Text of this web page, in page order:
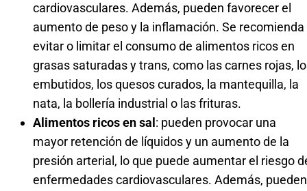
cardiovasculares. Además, pueden favorecer el
aumento de peso y la inflamación. Se recomienda
evitar o limitar el consumo de alimentos ricos en
grasas saturadas y trans, como las carnes rojas,
embutidos, los quesos curados, la mantequilla, la
nata, la bollería industrial o las frituras.
Alimentos ricos en sal : pueden provocar una
mayor retención de líquidos y un aumento de la
presión arterial, lo que puede aumentar el riesgo
enfermedades cardiovasculares. Además, pueden